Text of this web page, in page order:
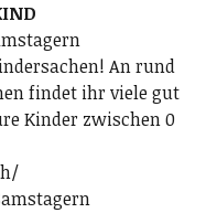
An rund
findet ihr viele gut
Kinder zwischen 0